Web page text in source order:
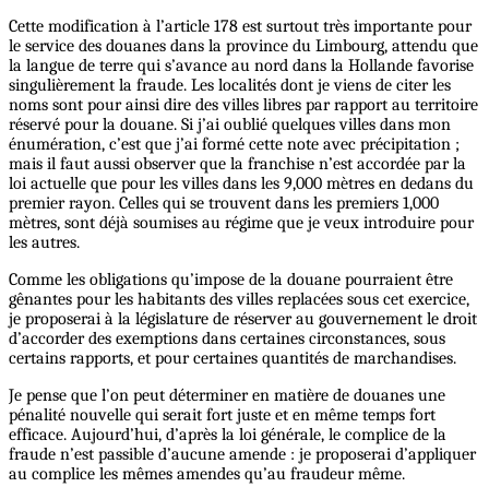
Cette modification à l’article 178 est surtout très importante pour
le service des douanes dans la province du Limbourg, attendu que
la langue de terre qui s’avance au nord dans la Hollande favorise
singulièrement la fraude. Les localités dont je viens de citer les
noms sont pour ainsi dire des villes libres par rapport au territoire
réservé pour la douane. Si j’ai oublié quelques villes dans mon
énumération, c’est que j’ai formé cette note avec précipitation ;
mais il faut aussi observer que la franchise n’est accordée par la
loi actuelle que pour les villes dans les 9,000 mètres en dedans du
premier rayon. Celles qui se trouvent dans les premiers 1,000
mètres, sont déjà soumises au régime que je veux introduire pour
les autres.
Comme les obligations qu’impose de la douane pourraient être
gênantes pour les habitants des villes replacées sous cet exercice,
je proposerai à la législature de réserver au gouvernement le droit
d’accorder des exemptions dans certaines circonstances, sous
certains rapports, et pour certaines quantités de marchandises.
Je pense que l’on peut déterminer en matière de douanes une
pénalité nouvelle qui serait fort juste et en même temps fort
efficace. Aujourd’hui, d’après la loi générale, le complice de la
fraude n’est passible d’aucune amende : je proposerai d’appliquer
au complice les mêmes amendes qu’au fraudeur même.